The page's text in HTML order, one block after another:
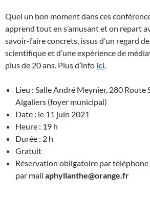
Quel un bon moment dans ces
apprend tout en s’amusant et on repart
savoir-faire concrets, issus d’un regard
scientifique et d’une expérience de
plus de 20 ans. Plus d’info ici.
Lieu : Salle André Meynier, 280 Route
Aigaliers (foyer municipal)
Date : le 11 juin 2021
Heure : 19 h
Durée : 2 h
Gratuit
Réservation obligatoire par téléphone
par mail aphyllanthe@orange.fr